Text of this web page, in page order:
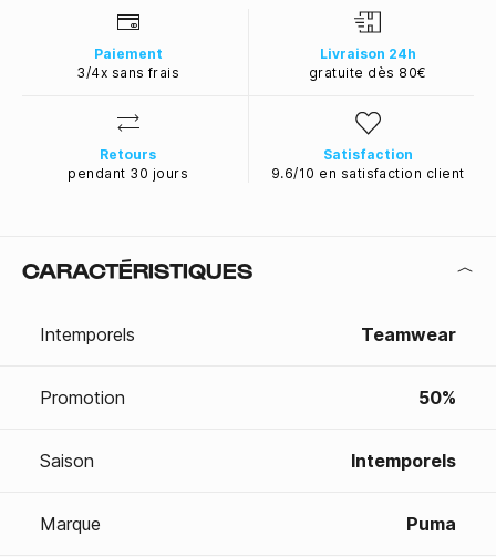
Paiement
3/4x sans frais
Livraison 24h
gratuite dès 80€
Retours
pendant 30 jours
Satisfaction
9.6/10 en satisfaction client
CARACTÉRISTIQUES
Intemporels Teamwear
Promotion 50%
Saison Intemporels
Marque Puma